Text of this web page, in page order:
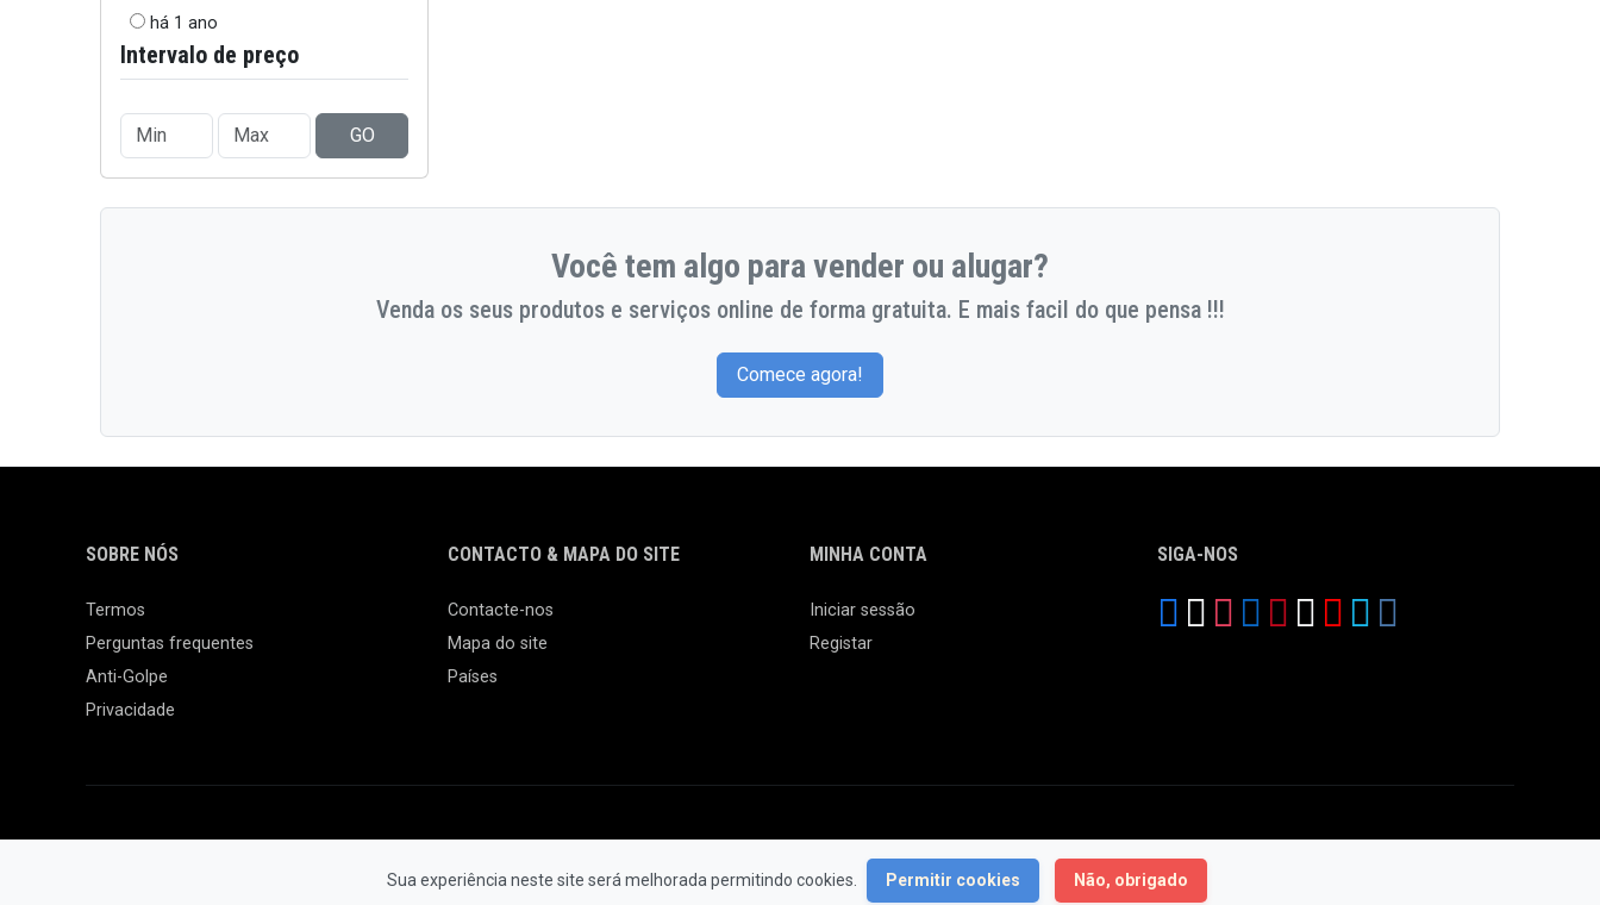
há 1 ano
Intervalo de preço
GO
Você tem algo para vender ou alugar?
Venda os seus produtos e serviços online de forma gratuita. E mais facil do que pensa !!!
Comece agora!
Sua experiência neste site será melhorada permitindo cookies. Permitir cookies Não, obrigado
SOBRE NÓS
Termos
Perguntas frequentes
Anti-Golpe
Privacidade
CONTACTO & MAPA DO SITE
Contacte-nos
Mapa do site
Países
MINHA CONTA
Iniciar sessão
Registar
SIGA-NOS